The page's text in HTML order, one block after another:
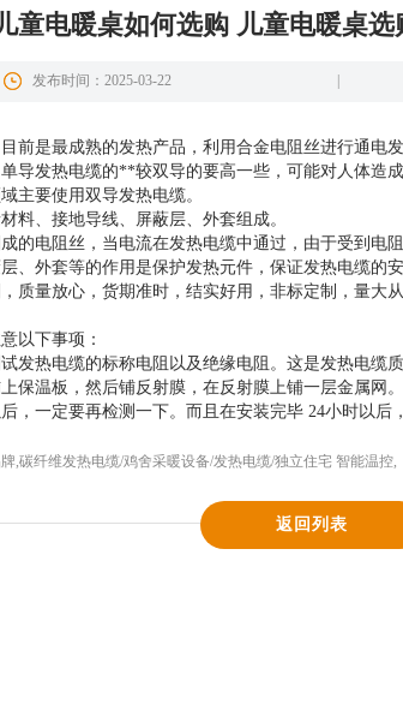
童电暖桌如何选购 儿童电暖桌选
发布时间：2025-03-22
前是最成熟的发热产品，利用合金电阻丝进行通电
导发热电缆的**较双导的要高一些，可能对人体造
主要使用双导发热电缆。
料、接地导线、屏蔽层、外套组成。
的电阻丝，当电流在发热电缆中通过，由于受到电
、外套等的作用是保护发热元件，保证发热电缆的安
质量放心，货期准时，结实好用，非标定制，量大
以下事项：
发热电缆的标称电阻以及绝缘电阻。这是发热电缆质
保温板，然后铺反射膜，在反射膜上铺一层金属网
，一定要再检测一下。而且在安装完毕 24小时以后
,碳纤维发热电缆/鸡舍采暖设备/发热电缆/独立住宅 智能温控,
返回列表